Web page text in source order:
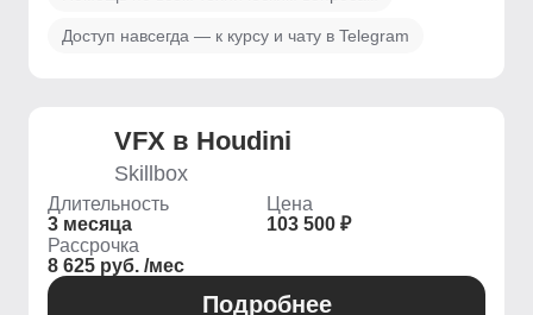
Доступ навсегда — к курсу и чату в Telegram
VFX в Houdini
Skillbox
Длительность
3 месяца
Цена
103 500 ₽
Рассрочка
8 625 руб. /мес
Подробнее